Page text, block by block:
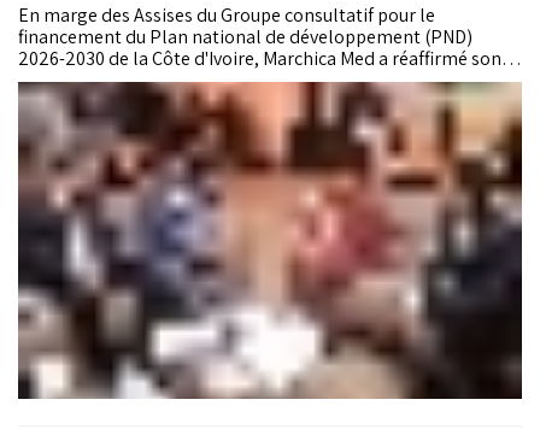
En marge des Assises du Groupe consultatif pour le
financement du Plan national de développement (PND)
2026-2030 de la Côte d'Ivoire, Marchica Med a réaffirmé son
engagement dans le projet de sauvegarde et de mise en
valeur de la baie de Cocody. La première phase des travaux
est aujourd'hui achevée à plus de 90 %.